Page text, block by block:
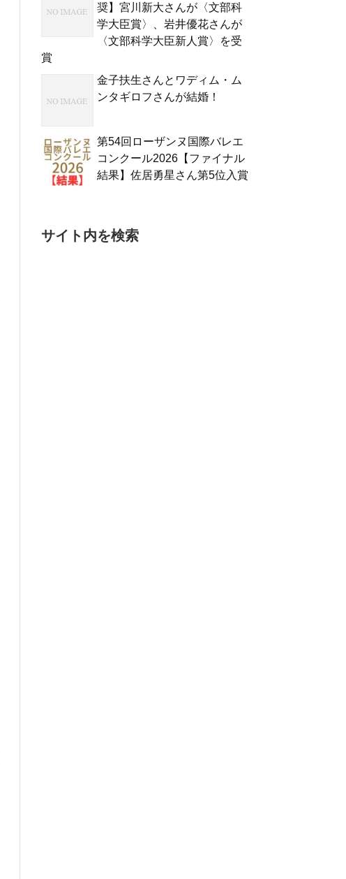
奨】宮川新大さんが〈文部科
学大臣賞〉、岩井優花さんが
〈文部科学大臣新人賞〉を受
賞
金子扶生さんとワディム・ム
ンタギロフさんが結婚！
第54回ローザンヌ国際バレエ
コンクール2026【ファイナル
結果】佐居勇星さん第5位入賞
サイト内を検索